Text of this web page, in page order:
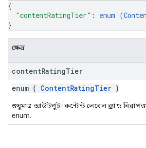
{
"contentRatingTier" : enum (
}
ক্ষেত্র
contentRatingTier
enum ( ContentRatingTier )
শুধুমাত্র আউটপুট। কন্টেন্ট লেবেল ব্র্যান্ড
enum.